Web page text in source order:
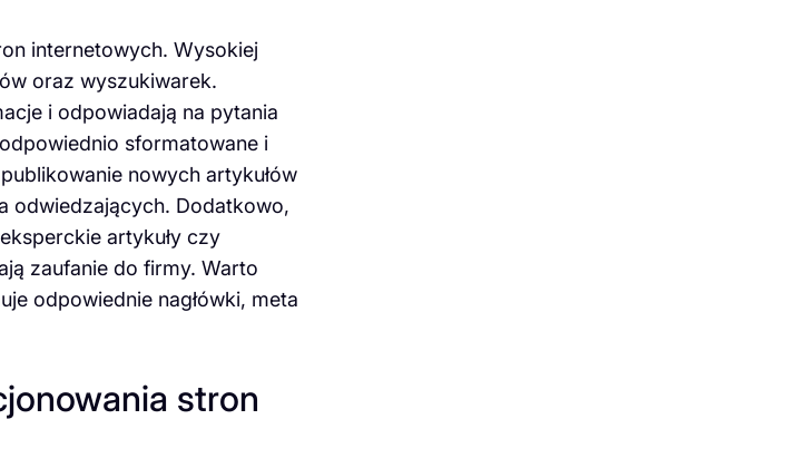
internetowych. Wysokiej
oraz wyszukiwarek.
i odpowiadają na pytania
sformatowane i
nowych artykułów
odwiedzających. Dodatkowo,
artykuły czy
zaufanie do firmy. Warto
odpowiednie nagłówki, meta
stron